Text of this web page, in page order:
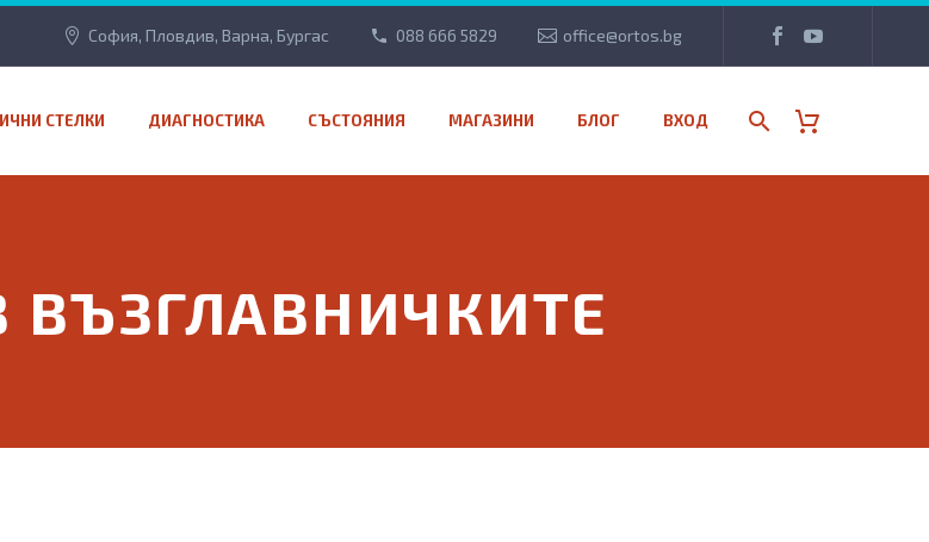
София, Пловдив, Варна, Бургас 088 666 5829 office@ortos.bg
СТЕЛКИ ДИАГНОСТИКА СЪСТОЯНИЯ МАГАЗИНИ БЛОГ ВХОД
ВЪЗГЛАВНИЧКИТЕ